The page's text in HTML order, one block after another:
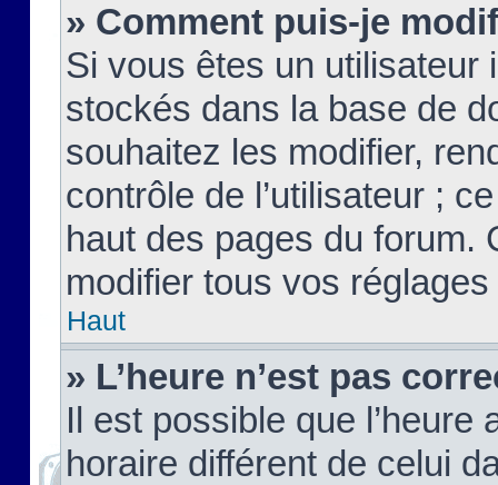
» Comment puis-je
Si vous êtes un
stockés dans la base de
souhaitez les modifier,
contrôle de l’utilisateur ;
haut des pages du forum.
modifier tous vos
Haut
» L’heure n’est pas
Il est possible que
horaire différent de celui